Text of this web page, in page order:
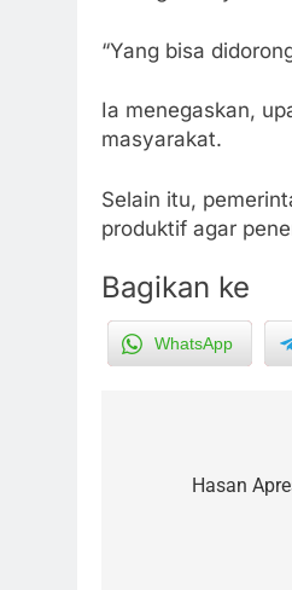
“Yang bisa
Ia menegaskan,
masyarakat.
Selain itu,
produktif agar
Bagikan ke
WhatsApp
navigation
Hasan